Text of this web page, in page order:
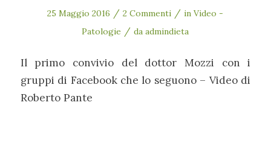
25 Maggio 2016 / 2 Commenti / inVideo -
Patologie / daadmindieta
Il primo convivio del dottor Mozzi con i
gruppi di Facebook che lo seguono – Video di
Roberto Pante